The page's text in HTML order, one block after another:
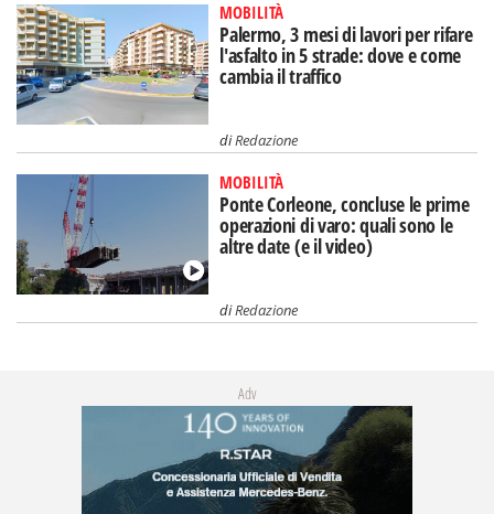
MOBILITÀ
Palermo, 3 mesi di lavori per rifare
l'asfalto in 5 strade: dove e come
cambia il traffico
diRedazione
MOBILITÀ
Ponte Corleone, concluse le prime
operazioni di varo: quali sono le
altre date (e il video)
diRedazione
Adv